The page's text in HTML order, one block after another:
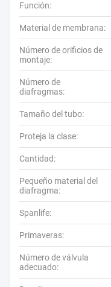
Función:
Material de membrana:
Número de orificios de
montaje:
Número de
diafragmas:
Tamaño del tubo:
Proteja la clase:
Cantidad:
Pequeño material del
diafragma:
Spanlife:
Primaveras:
Número de válvula
adecuado: